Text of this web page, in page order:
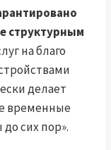
структурным
на благо
делает
временные
сих пор».